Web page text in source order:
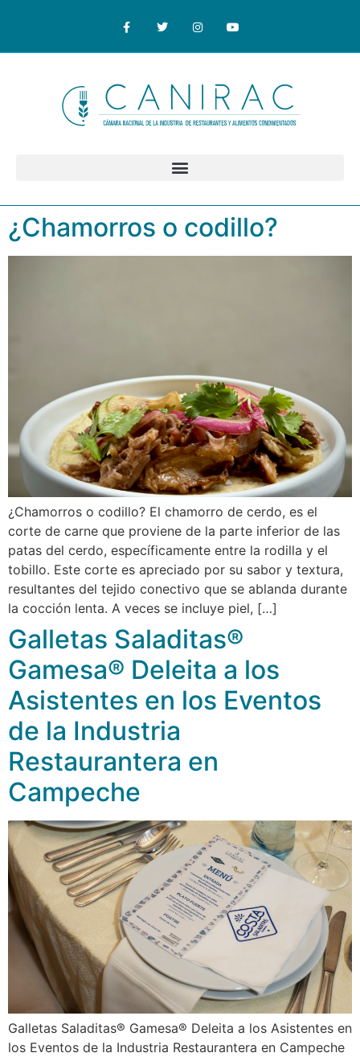
¿Chamorros o codillo?
¿Chamorros o codillo? El chamorro de cerdo, es el
corte de carne que proviene de la parte inferior de las
patas del cerdo, específicamente entre la rodilla y el
tobillo. Este corte es apreciado por su sabor y textura,
resultantes del tejido conectivo que se ablanda durante
la cocción lenta. A veces se incluye piel, […]
Galletas Saladitas®
Gamesa® Deleita a los
Asistentes en los Eventos
de la Industria
Restaurantera en
Campeche
Galletas Saladitas® Gamesa® Deleita a los Asistentes en
los Eventos de la Industria Restaurantera en Campeche